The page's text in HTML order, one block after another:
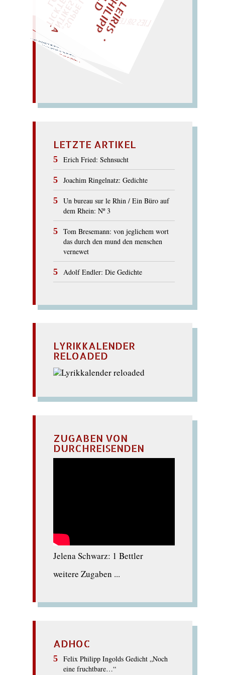
SYNTAX
Sünde? nix da! Styx
…
(sühnt nackte Katz!)
LIES SIR LEIRIS LEIS
LETZTE ARTIKEL
Erich Fried: Sehnsucht
Joachim Ringelnatz: Gedichte
Un bureau sur le Rhin / Ein Büro auf
dem Rhein: Nº 3
Tom Bresemann: von jeglichem wort
das durch den mund den menschen
vernewet
Adolf Endler: Die Gedichte
LYRIKKALENDER
RELOADED
ZUGABEN VON
DURCHREISENDEN
Jelena Schwarz: 1 Bettler
weitere Zugaben ...
ADHOC
Felix Philipp Ingolds Gedicht „Noch
eine fruchtbare…“